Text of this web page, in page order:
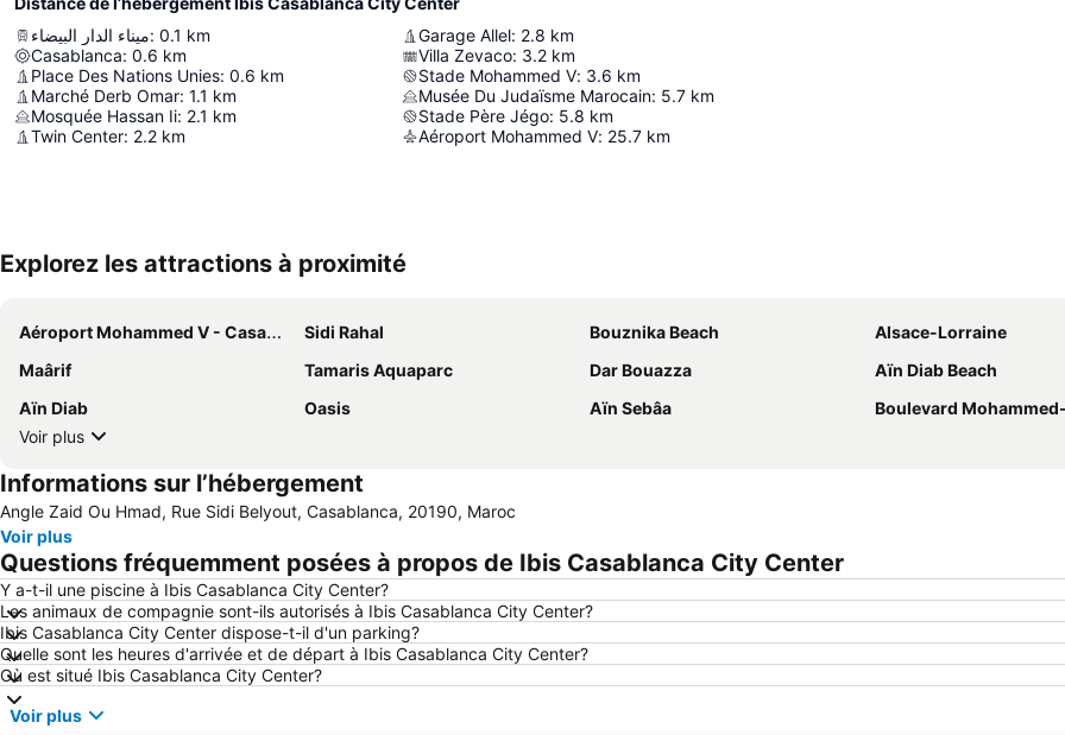
ميناء الدار البيضاء: 0.1 km
Casablanca: 0.6 km
Place Des Nations Unies: 0.6 km
Marché Derb Omar: 1.1 km
Mosquée Hassan Ii: 2.1 km
Twin Center: 2.2 km
Garage Allel: 2.8 km
Villa Zevaco: 3.2 km
Stade Mohammed V: 3.6 km
Musée Du Judaïsme Marocain: 5.7 km
Stade Père Jégo: 5.8 km
Aéroport Mohammed V: 25.7 km
Explorez les attractions à proximité
Aéroport Mohammed V - Casablanca Sidi Rahal Bouznika Beach
Alsace-Lorraine
Maârif
Tamaris Aquaparc Dar Bouazza
Aïn Diab Beach
Aïn Diab
Oasis Aïn Sebâa
Boulevard Mohammed-
Voir plus
Informations sur l’hébergement
Angle Zaid Ou Hmad, Rue Sidi Belyout, Casablanca, 20190, Maroc
Voir plus
Questions fréquemment posées à propos de Ibis Casablanca City Center
Y a-t-il une piscine à Ibis Casablanca City Center?
Les animaux de compagnie sont-ils autorisés à Ibis Casablanca City Center?
Ibis Casablanca City Center dispose-t-il d'un parking?
Quelle sont les heures d'arrivée et de départ à Ibis Casablanca City Center?
Où est situé Ibis Casablanca City Center?
Voir plus